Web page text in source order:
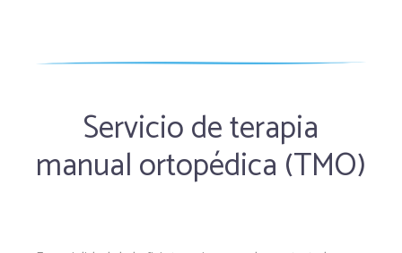
Servicio de terapia
manual ortopédica (TMO)